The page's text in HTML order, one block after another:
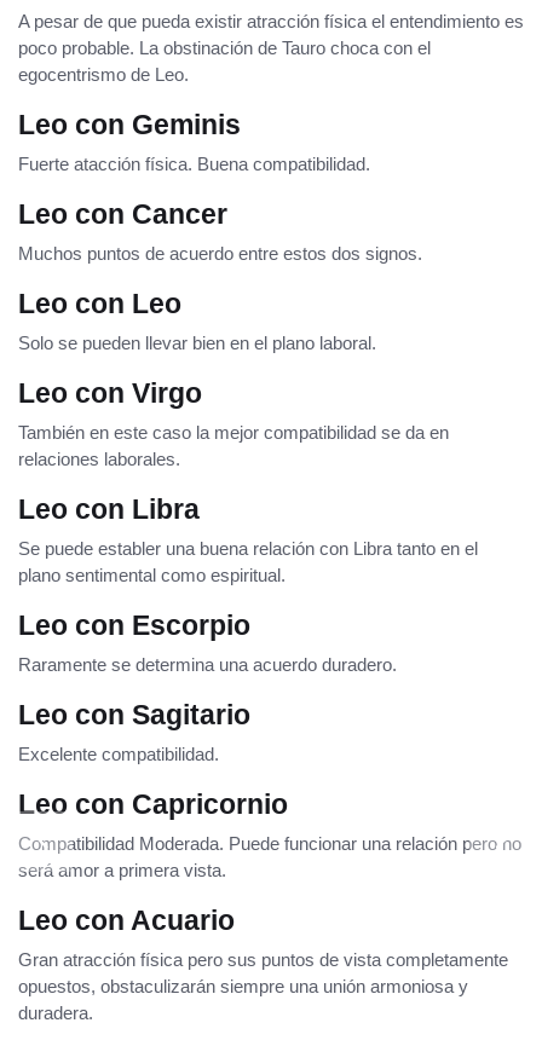
A pesar de que pueda existir atracción física el entendimiento es
poco probable. La obstinación de Tauro choca con el
egocentrismo de Leo.
Leo con Geminis
Fuerte atacción física. Buena compatibilidad.
Leo con Cancer
Muchos puntos de acuerdo entre estos dos signos.
Leo con Leo
Solo se pueden llevar bien en el plano laboral.
Leo con Virgo
También en este caso la mejor compatibilidad se da en
relaciones laborales.
Leo con Libra
Se puede establer una buena relación con Libra tanto en el
plano sentimental como espiritual.
Leo con Escorpio
Raramente se determina una acuerdo duradero.
Leo con Sagitario
Excelente compatibilidad.
Leo con Capricornio
Compatibilidad Moderada. Puede funcionar una relación pero no
será amor a primera vista.
Leo con Acuario
Gran atracción física pero sus puntos de vista completamente
opuestos, obstaculizarán siempre una unión armoniosa y
duradera.